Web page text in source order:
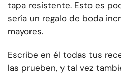
tapa resistente. Esto es
sería un regalo de boda
mayores.
Escribe en él todas tus
las prueben, y tal vez